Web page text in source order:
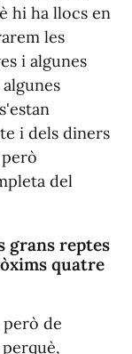
hi ha llocs en
les
i algunes
i dels diners
del
grans reptes
quatre
de